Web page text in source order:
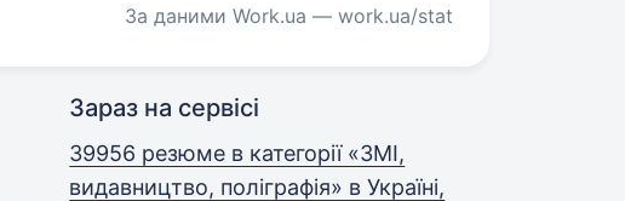
За даними Work.ua — work.ua/stat
Зараз на сервісі
39956 резюме в категорії «ЗМІ,
видавництво, поліграфія» в Україні,